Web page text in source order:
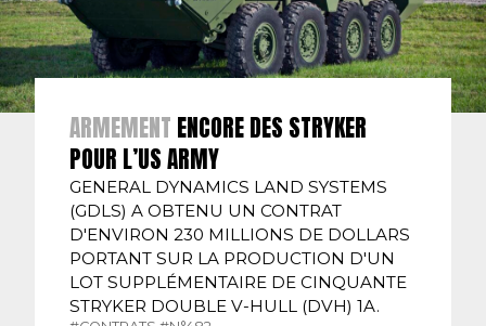
ARMEMENT ENCORE DES STRYKER
POUR L’US ARMY
GENERAL DYNAMICS LAND SYSTEMS
(GDLS) A OBTENU UN CONTRAT
D'ENVIRON 230 MILLIONS DE DOLLARS
PORTANT SUR LA PRODUCTION D'UN
LOT SUPPLÉMENTAIRE DE CINQUANTE
STRYKER DOUBLE V-HULL (DVH) 1A.